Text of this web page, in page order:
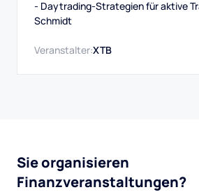
- Daytrading-Strategien für aktive
Schmidt
Veranstalter:XTB
Sie organisieren
Finanzveranstaltungen?